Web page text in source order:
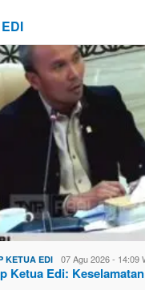
KETUA EDI 07 Agu 2026 - 14:09
Ketua Edi: